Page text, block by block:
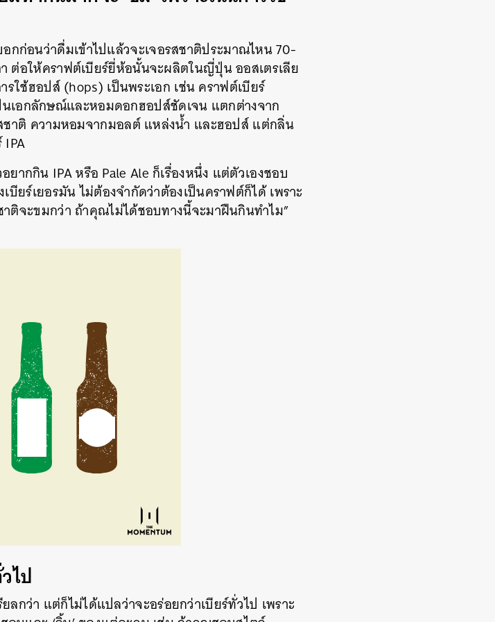
กก่อนว่าดื่มเข้าไปแล้วจะเจอรสชาติประมาณไหน 70-
ต่อให้คราฟต์เบียร์ยี่ห้อนั้นจะผลิตในญี่ปุ่น ออสเตรเลีย
ใช้ฮอปส์ (hops) เป็นพระเอก เช่น คราฟต์เบียร์
เอกลักษณ์และหอมดอกฮอปส์ชัดเจน แตกต่างจาก
ชาติ ความหอมจากมอลต์ แหล่งน้ำ และฮอปส์ แต่กลิ่น
ากกิน IPA หรือ Pale Ale ก็เรื่องหนึ่ง แต่ตัวเองชอบ
ยร์เยอรมัน ไม่ต้องจำกัดว่าต้องเป็นคราฟต์ก็ได้ เพราะ
ติจะขมกว่า ถ้าคุณไม่ได้ชอบทางนี้จะมาฝืนกินทำไม”
ไป
กว่า แต่ก็ไม่ได้แปลว่าจะอร่อยกว่าเบียร์ทั่วไป เพราะ